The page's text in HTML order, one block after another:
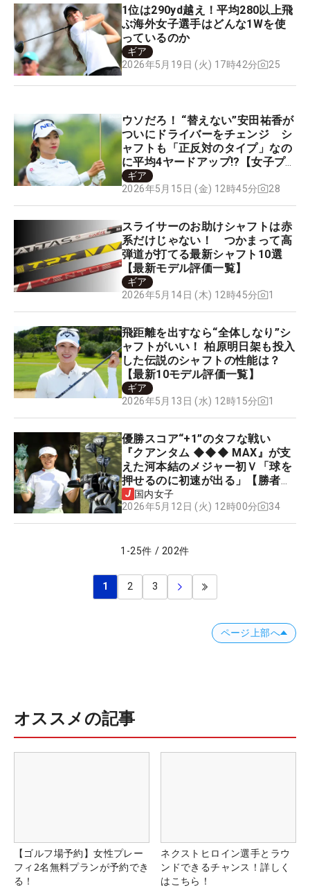
1位は290yd越え！平均280以上飛
ぶ海外女子選手はどんな1Wを使
っているのか
ギア
2026年5月19日 (火) 17時42分
25
ウソだろ！ “替えない”安田祐香が
ついにドライバーをチェンジ シ
ャフトも「正反対のタイプ」なの
に平均4ヤードアップ!?【女子プ
ロセッティング】
ギア
2026年5月15日 (金) 12時45分
28
スライサーのお助けシャフトは赤
系だけじゃない！ つかまって高
弾道が打てる最新シャフト10選
【最新モデル評価一覧】
ギア
2026年5月14日 (木) 12時45分
1
飛距離を出すなら“全体しなり”シ
ャフトがいい！ 柏原明日架も投入
した伝説のシャフトの性能は？
【最新10モデル評価一覧】
ギア
2026年5月13日 (水) 12時15分
1
優勝スコア“+1”のタフな戦い
『クアンタム ◆◆◆ MAX』が支
えた河本結のメジャー初Ｖ「球を
押せるのに初速が出る」【勝者の
ギア】
国内女子
2026年5月12日 (火) 12時00分
34
1 -25件 / 202件
1 2 3
ページ上部へ
オススメの記事
【ゴルフ場予約】女性プレー
フィ2名無料プランが予約でき
る！
ネクストヒロイン選手とラウ
ンドできるチャンス！詳しく
はこちら！